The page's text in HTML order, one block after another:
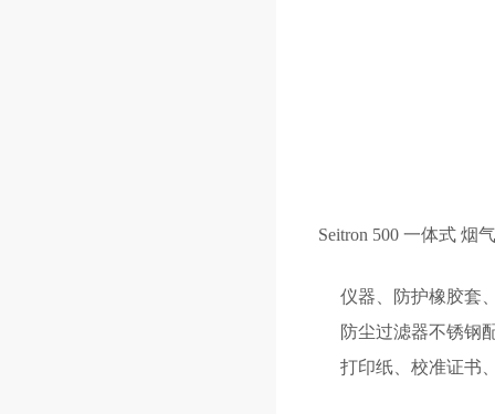
Seitron 500 一体式 烟
仪器、防护橡胶套、
防尘过滤器不锈钢
打印纸、校准证书